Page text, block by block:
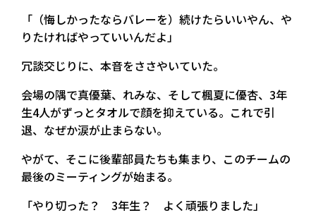
「（悔しかったならバレーを）続けたらいいやん、や
りたければやっていいんだよ」
冗談交じりに、本音をささやいていた。
会場の隅で真優葉、れみな、そして楓夏に優杏、3年
生4人がずっとタオルで顔を抑えている。これで引
退、なぜか涙が止まらない。
やがて、そこに後輩部員たちも集まり、このチームの
最後のミーティングが始まる。
「やり切った？ 3年生？ よく頑張りました」